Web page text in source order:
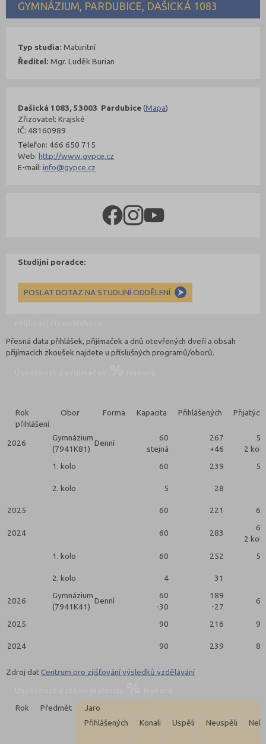
GYMNÁZIUM, PARDUBICE, DAŠICKÁ 1083
Dašická 1083, 53003 Pardubice(Mapa)
Zřizovatel: Krajské
IČ: 48160989
Telefon: 466 650 715
Web:http://www.gypce.cz
E-mail:info@gypce.cz
Typ studia: Maturitní
Ředitel: Mgr. Luděk Burian
Studijní poradce:
POSLAT DOTAZ NA STUDIJNÍ ODDĚLENÍ
Přesná data přihlášek, přijímaček a dnů otevřených dveří a obsah
přijímacích zkoušek najdete u příslušných programů/oborů.
Rok
přihlášení
Obor Forma Kapacita Přihlášených Přijatých
2026
Gymnázium
(7941K81)
Denní
60
stejná
267
+46
59
2 kola
1. kolo
60 239 54
2. kolo 5 28
2025 60 221 60
2024 60 283
60
2 kola
1. kolo
60 252 56
2. kolo 4 31
2026
Gymnázium
(7941K41)
Denní
60
-30
189
-27
60
2025 90 216 90
2024 90 239 89
Zdroj datCentrum pro zjišťování výsledků vzdělávání
Rok
Předmět
Jaro
Přihlášených
Konali Uspěli Neuspěli